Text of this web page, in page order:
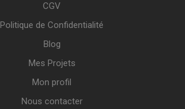
CGV
Politique de Confidentialité
Blog
Mes Projets
Mon profil
Nous contacter